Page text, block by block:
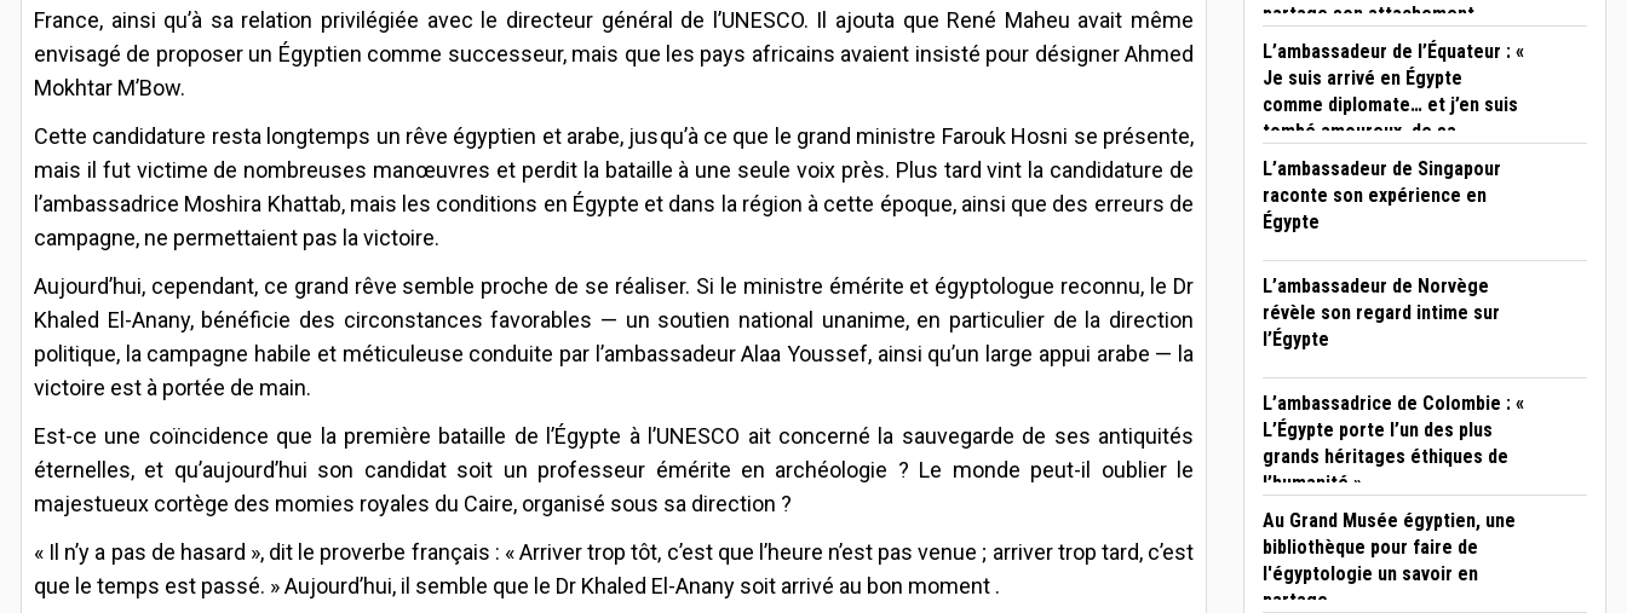
France, ainsi qu’à sa relation privilégiée avec le directeur général de l’UNESCO. Il ajouta que René Maheu avait même
envisagé de proposer un Égyptien comme successeur, mais que les pays africains avaient insisté pour désigner Ahmed
Mokhtar M’Bow.
Cette candidature resta longtemps un rêve égyptien et arabe, jusqu’à ce que le grand ministre Farouk Hosni se présente,
mais il fut victime de nombreuses manœuvres et perdit la bataille à une seule voix près. Plus tard vint la candidature de
l’ambassadrice Moshira Khattab, mais les conditions en Égypte et dans la région à cette époque, ainsi que des erreurs de
campagne, ne permettaient pas la victoire.
Aujourd’hui, cependant, ce grand rêve semble proche de se réaliser. Si le ministre émérite et égyptologue reconnu, le Dr
Khaled El-Anany, bénéficie des circonstances favorables — un soutien national unanime, en particulier de la direction
politique, la campagne habile et méticuleuse conduite par l’ambassadeur Alaa Youssef, ainsi qu’un large appui arabe — la
victoire est à portée de main.
Est-ce une coïncidence que la première bataille de l’Égypte à l’UNESCO ait concerné la sauvegarde de ses antiquités
éternelles, et qu’aujourd’hui son candidat soit un professeur émérite en archéologie ? Le monde peut-il oublier le
majestueux cortège des momies royales du Caire, organisé sous sa direction ?
« Il n’y a pas de hasard », dit le proverbe français : « Arriver trop tôt, c’est que l’heure n’est pas venue ; arriver trop tard, c’est
que le temps est passé. » Aujourd’hui, il semble que le Dr Khaled El-Anany soit arrivé au bon moment .
partage son attachement
personnel au Caire
L’ambassadeur de l’Équateur : «
Je suis arrivé en Égypte
comme diplomate… et j’en suis
tombé amoureux, de sa
civilisation comme de son
peuple »
L’ambassadeur de Singapour
raconte son expérience en
Égypte
L’ambassadeur de Norvège
révèle son regard intime sur
l’Égypte
L’ambassadrice de Colombie : «
L’Égypte porte l’un des plus
grands héritages éthiques de
l’humanité »
Au Grand Musée égyptien, une
bibliothèque pour faire de
l'égyptologie un savoir en
partage